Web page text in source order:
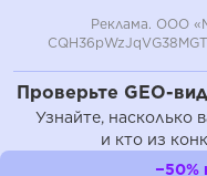
Проверьте GEO-
Узнайте, насколько
и кто из
Реклама. ООО
−50%